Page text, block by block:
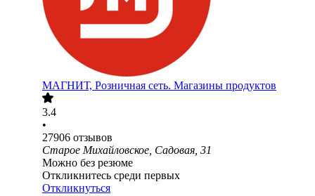
МАГНИТ, Розничная сеть. Магазины продуктов
3.4
•
27906 отзывов
Старое Михайловское, Садовая, 31
Можно без резюме
Откликнитесь среди первых
Откликнуться